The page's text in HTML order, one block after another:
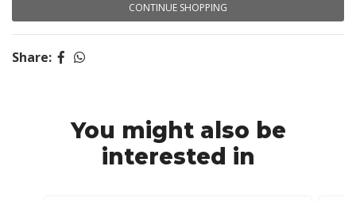
CONTINUE SHOPPING
Share:
You might also be
interested in